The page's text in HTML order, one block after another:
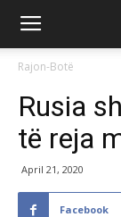
Rajon-Botë
Rusia
të reja
April 21, 2020
Facebook